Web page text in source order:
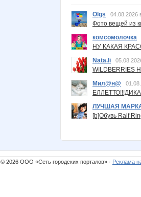
Olgs 04.08.2026
Фото вещей из
комсомолочка
НУ КАКАЯ
Nata.li
Мил@н@
ЛУЧШАЯ
[b]Обувь Ralf
© 2026 ООО «Сеть городских порталов» · Реклама